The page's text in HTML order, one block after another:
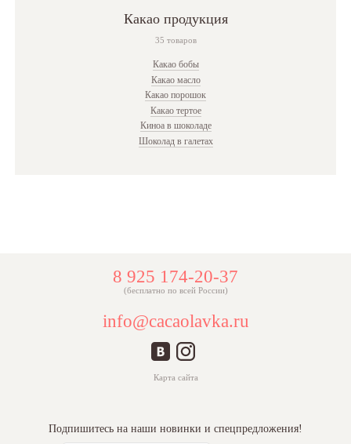
Какао продукция
35 товаров
Какао бобы
Какао масло
Какао порошок
Какао тертое
Киноа в шоколаде
Шоколад в галетах
8 925 174-20-37
(бесплатно по всей России)
info@cacaolavka.ru
Карта сайта
Подпишитесь на наши новинки и спецпредложения!